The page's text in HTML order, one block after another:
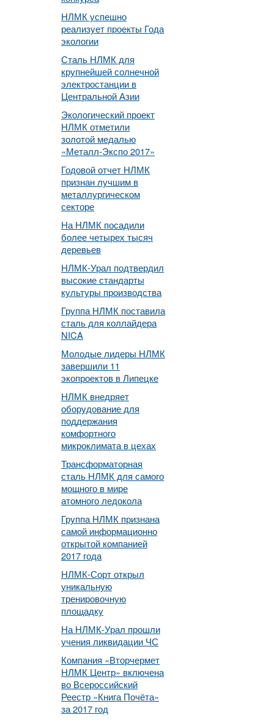
НЛМК успешно
реализует проекты Года
экологии
Сталь НЛМК для
крупнейшей солнечной
электростанции в
Центральной Азии
Экологический проект
НЛМК отметили
золотой медалью
«Металл-Экспо 2017»
Годовой отчет НЛМК
признан лучшим в
металлургическом
секторе
На НЛМК посадили
более четырех тысяч
деревьев
НЛМК-Урал подтвердил
высокие стандарты
культуры производства
Группа НЛМК поставила
сталь для коллайдера
NICA
Молодые лидеры НЛМК
завершили 11
экопроектов в Липецке
НЛМК внедряет
оборудование для
поддержания
комфортного
микроклимата в цехах
Трансформаторная
сталь НЛМК для самого
мощного в мире
атомного ледокола
Группа НЛМК признана
самой информационно
открытой компанией
2017 года
НЛМК-Сорт открыл
уникальную
тренировочную
площадку
На НЛМК-Урал прошли
учения ликвидации ЧС
Компания «Вторчермет
НЛМК Центр» включена
во Всероссийский
Реестр «Книга Почёта»
за 2017 год